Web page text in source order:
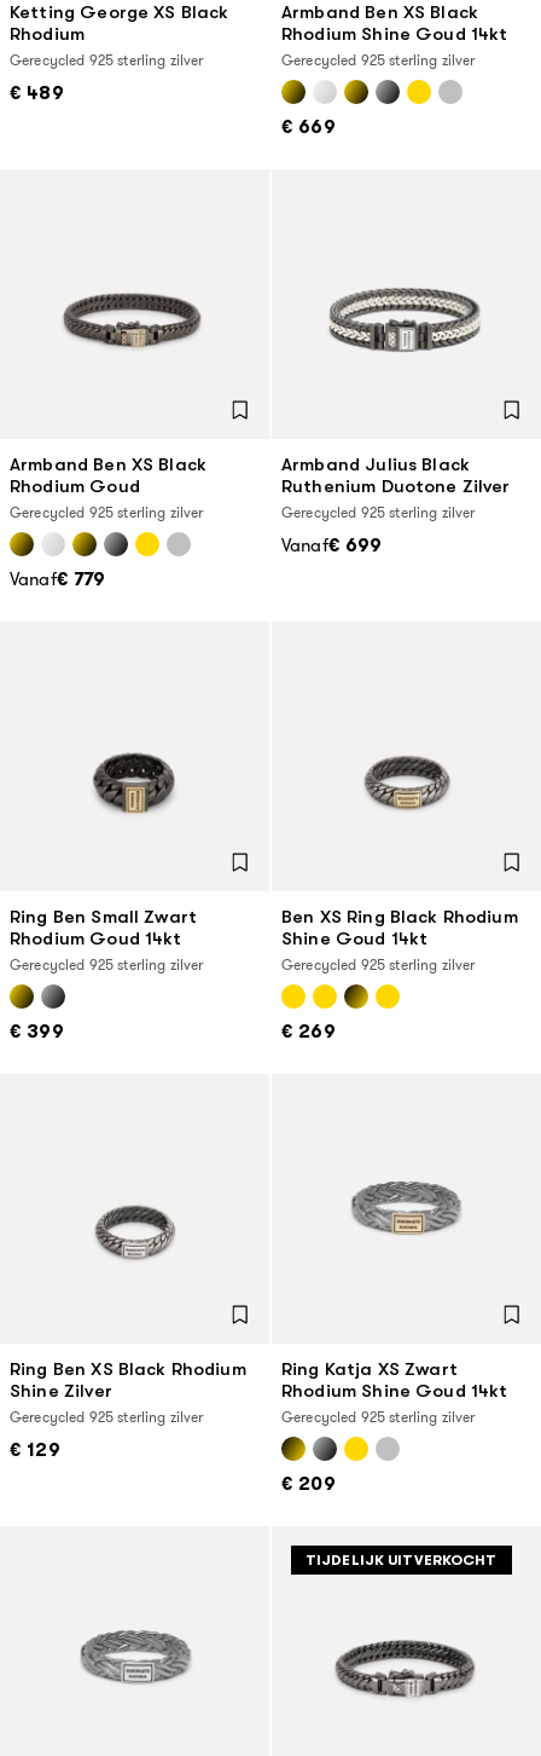
Ketting George XS Black
Rhodium
Gerecycled 925 sterling zilver
€ 489
Armband Ben XS Black
Rhodium Shine Goud 14kt
Gerecycled 925 sterling zilver
€ 669
Armband Ben XS Black
Rhodium Goud
Gerecycled 925 sterling zilver
Vanaf€ 779
Armband Julius Black
Ruthenium Duotone Zilver
Gerecycled 925 sterling zilver
Vanaf€ 699
Ring Ben Small Zwart
Rhodium Goud 14kt
Gerecycled 925 sterling zilver
€ 399
Ben XS Ring Black Rhodium
Shine Goud 14kt
Gerecycled 925 sterling zilver
€ 269
Ring Ben XS Black Rhodium
Shine Zilver
Gerecycled 925 sterling zilver
€ 129
Ring Katja XS Zwart
Rhodium Shine Goud 14kt
Gerecycled 925 sterling zilver
€ 209
TIJDELIJK UITVERKOCHT